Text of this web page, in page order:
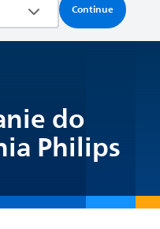
Continue
do
Philips